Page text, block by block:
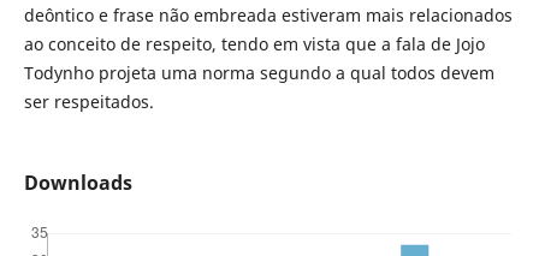
deôntico e frase não embreada estiveram mais relacionados
ao conceito de respeito, tendo em vista que a fala de Jojo
Todynho projeta uma norma segundo a qual todos devem
ser respeitados.
Downloads